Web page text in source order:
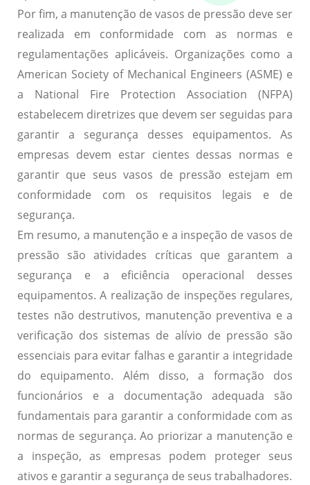
Por fim, a manutenção de vasos de pressão deve ser
realizada em conformidade com as normas e
regulamentações aplicáveis. Organizações como a
American Society of Mechanical Engineers (ASME) e
a National Fire Protection Association (NFPA)
estabelecem diretrizes que devem ser seguidas para
garantir a segurança desses equipamentos. As
empresas devem estar cientes dessas normas e
garantir que seus vasos de pressão estejam em
conformidade com os requisitos legais e de
segurança.
Em resumo, a manutenção e a inspeção de vasos de
pressão são atividades críticas que garantem a
segurança e a eficiência operacional desses
equipamentos. A realização de inspeções regulares,
testes não destrutivos, manutenção preventiva e a
verificação dos sistemas de alívio de pressão são
essenciais para evitar falhas e garantir a integridade
do equipamento. Além disso, a formação dos
funcionários e a documentação adequada são
fundamentais para garantir a conformidade com as
normas de segurança. Ao priorizar a manutenção e
a inspeção, as empresas podem proteger seus
ativos e garantir a segurança de seus trabalhadores.